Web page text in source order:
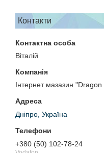
Контакти
Віталій
Інтернет мазазин
Дніпро, Україна
+380 (50) 102-78-24